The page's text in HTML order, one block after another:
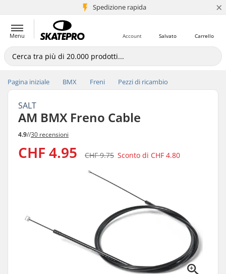
Spedizione rapida
+5 mln di clienti ×
Menu Carrello
Salvato
Account
Pagina iniziale BMX Freni Pezzi di ricambio
SALT
AM BMX Freno Cable
4.9//30 recensioni
CHF 4.95 CHF 9.75 Sconto di CHF 4.80